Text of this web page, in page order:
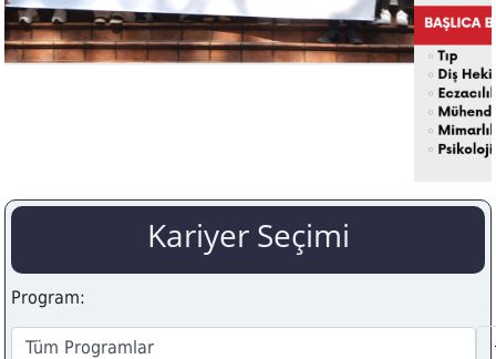
Kariyer Seçimi
Program: